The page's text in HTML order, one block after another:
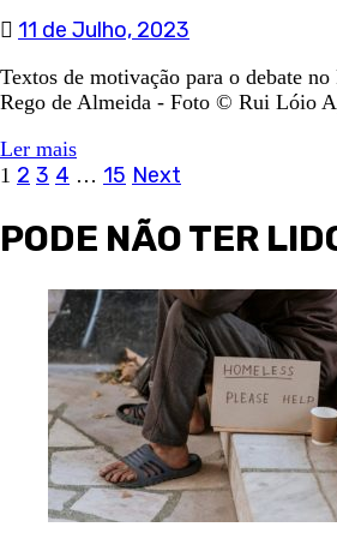
11 de Julho, 2023
Textos de motivação para o debate
Rego de Almeida - Foto © Rui Lóio
Ler mais
Navegação
de
1 2 3 4 … 15 Next
PODE NÃO TER